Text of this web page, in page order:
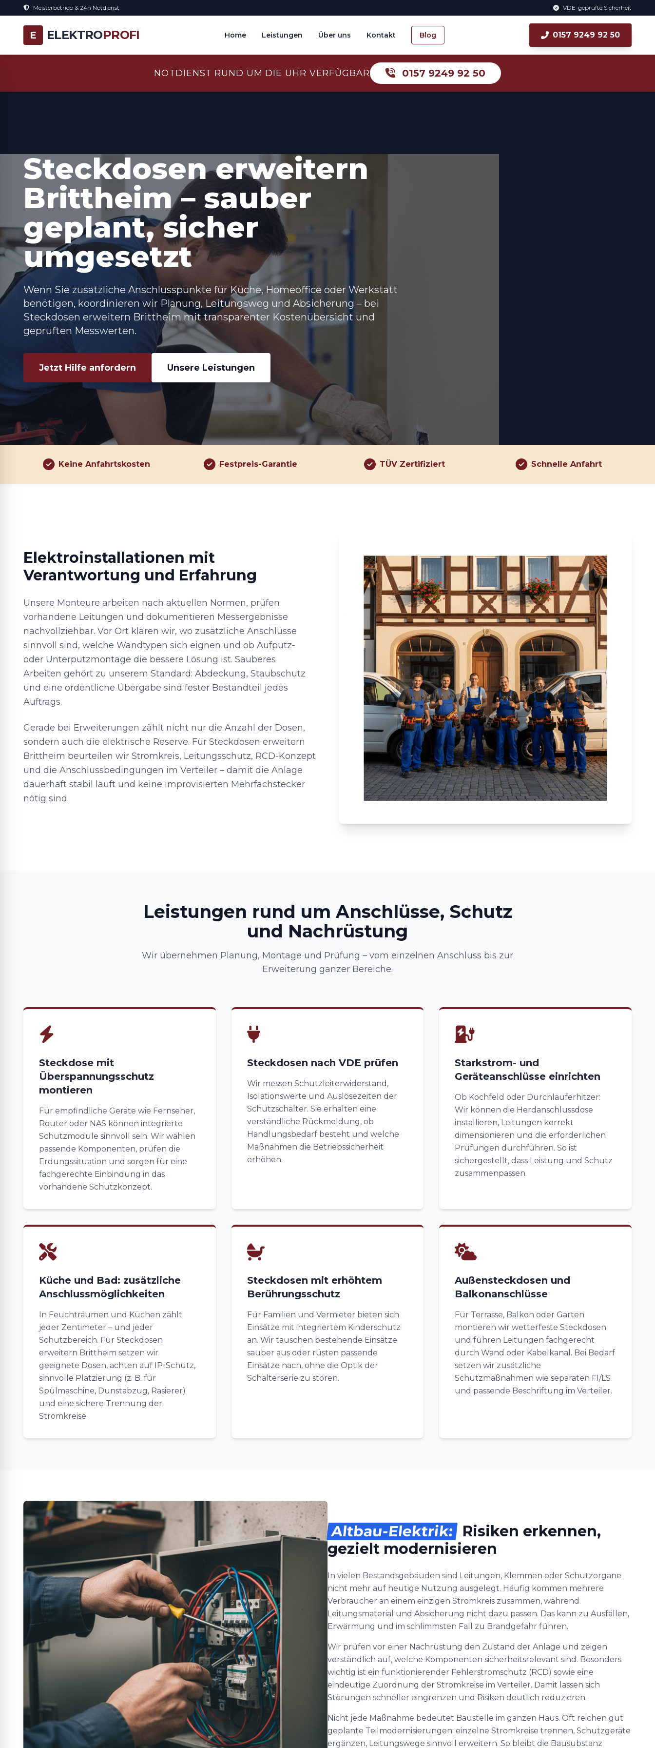
Meisterbetrieb & 24h Notdienst VDE-geprüfte Sicherheit
E ELEKTROPROFI Home Leistungen Über uns Kontakt Blog 0157 9249 92 50
NOTDIENST RUND UM DIE UHR VERFÜGBAR 0157 9249 92 50
Steckdosen erweitern
Brittheim – sauber
geplant, sicher
umgesetzt
Wenn Sie zusätzliche Anschlusspunkte für Küche, Homeoffice oder Werkstatt
benötigen, koordinieren wir Planung, Leitungsweg und Absicherung – bei
Steckdosen erweitern Brittheim mit transparenter Kostenübersicht und
geprüften Messwerten.
Jetzt Hilfe anfordern Unsere Leistungen
Keine Anfahrtskosten Festpreis-Garantie TÜV Zertifiziert Schnelle Anfahrt
Elektroinstallationen mit
Verantwortung und Erfahrung
Unsere Monteure arbeiten nach aktuellen Normen, prüfen
vorhandene Leitungen und dokumentieren Messergebnisse
nachvollziehbar. Vor Ort klären wir, wo zusätzliche Anschlüsse
sinnvoll sind, welche Wandtypen sich eignen und ob Aufputz-
oder Unterputzmontage die bessere Lösung ist. Sauberes
Arbeiten gehört zu unserem Standard: Abdeckung, Staubschutz
und eine ordentliche Übergabe sind fester Bestandteil jedes
Auftrags.
Gerade bei Erweiterungen zählt nicht nur die Anzahl der Dosen,
sondern auch die elektrische Reserve. Für Steckdosen erweitern
Brittheim beurteilen wir Stromkreis, Leitungsschutz, RCD-Konzept
und die Anschlussbedingungen im Verteiler – damit die Anlage
dauerhaft stabil läuft und keine improvisierten Mehrfachstecker
nötig sind.
Leistungen rund um Anschlüsse, Schutz
und Nachrüstung
Wir übernehmen Planung, Montage und Prüfung – vom einzelnen Anschluss bis zur
Erweiterung ganzer Bereiche.
Steckdose mit
Überspannungsschutz
montieren
Für empfindliche Geräte wie Fernseher,
Router oder NAS können integrierte
Schutzmodule sinnvoll sein. Wir wählen
passende Komponenten, prüfen die
Erdungssituation und sorgen für eine
fachgerechte Einbindung in das
vorhandene Schutzkonzept.
Steckdosen nach VDE prüfen
Wir messen Schutzleiterwiderstand,
Isolationswerte und Auslösezeiten der
Schutzschalter. Sie erhalten eine
verständliche Rückmeldung, ob
Handlungsbedarf besteht und welche
Maßnahmen die Betriebssicherheit
erhöhen.
Starkstrom- und
Geräteanschlüsse einrichten
Ob Kochfeld oder Durchlauferhitzer:
Wir können die Herdanschlussdose
installieren, Leitungen korrekt
dimensionieren und die erforderlichen
Prüfungen durchführen. So ist
sichergestellt, dass Leistung und Schutz
zusammenpassen.
Küche und Bad: zusätzliche
Anschlussmöglichkeiten
In Feuchträumen und Küchen zählt
jeder Zentimeter – und jeder
Schutzbereich. Für Steckdosen
erweitern Brittheim setzen wir
geeignete Dosen, achten auf IP-Schutz,
sinnvolle Platzierung (z. B. für
Spülmaschine, Dunstabzug, Rasierer)
und eine sichere Trennung der
Stromkreise.
Steckdosen mit erhöhtem
Berührungsschutz
Für Familien und Vermieter bieten sich
Einsätze mit integriertem Kinderschutz
an. Wir tauschen bestehende Einsätze
sauber aus oder rüsten passende
Einsätze nach, ohne die Optik der
Schalterserie zu stören.
Außensteckdosen und
Balkonanschlüsse
Für Terrasse, Balkon oder Garten
montieren wir wetterfeste Steckdosen
und führen Leitungen fachgerecht
durch Wand oder Kabelkanal. Bei Bedarf
setzen wir zusätzliche
Schutzmaßnahmen wie separaten FI/LS
und passende Beschriftung im Verteiler.
Altbau-Elektrik: Risiken erkennen,
gezielt modernisieren
In vielen Bestandsgebäuden sind Leitungen, Klemmen oder Schutzorgane
nicht mehr auf heutige Nutzung ausgelegt. Häufig kommen mehrere
Verbraucher an einem einzigen Stromkreis zusammen, während
Leitungsmaterial und Absicherung nicht dazu passen. Das kann zu Ausfällen,
Erwärmung und im schlimmsten Fall zu Brandgefahr führen.
Wir prüfen vor einer Nachrüstung den Zustand der Anlage und zeigen
verständlich auf, welche Komponenten sicherheitsrelevant sind. Besonders
wichtig ist ein funktionierender Fehlerstromschutz (RCD) sowie eine
eindeutige Zuordnung der Stromkreise im Verteiler. Damit lassen sich
Störungen schneller eingrenzen und Risiken deutlich reduzieren.
Nicht jede Maßnahme bedeutet Baustelle im ganzen Haus. Oft reichen gut
geplante Teilmodernisierungen: einzelne Stromkreise trennen, Schutzgeräte
ergänzen, Leitungswege sinnvoll erweitern. So bleibt die Bausubstanz